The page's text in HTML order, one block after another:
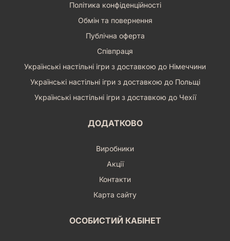
Політика конфіденційності
Обмін та повернення
Публічна оферта
Співпраця
Українські настільні ігри з доставкою до Німеччини
Українські настільні ігри з доставкою до Польщі
Українські настільні ігри з доставкою до Чехії
ДОДАТКОВО
Виробники
Акції
Контакти
Карта сайту
ОСОБИСТИЙ КАБІНЕТ